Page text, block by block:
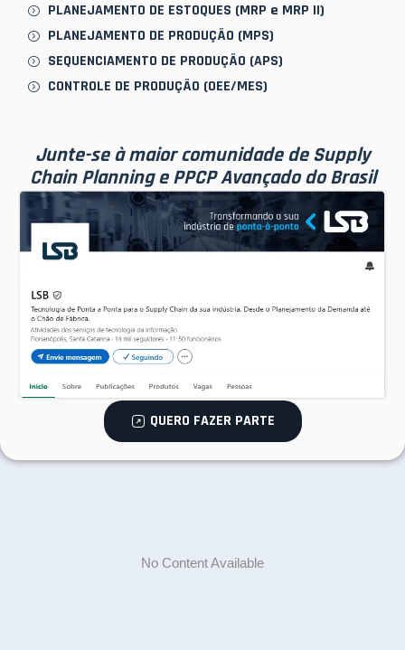
PLANEJAMENTO DE ESTOQUES (MRP e MRP II)
PLANEJAMENTO DE PRODUÇÃO (MPS)
SEQUENCIAMENTO DE PRODUÇÃO (APS)
CONTROLE DE PRODUÇÃO (OEE/MES)
Junte-se à maior comunidade de Supply
Chain Planning e PPCP Avançado do Brasil
QUERO FAZER PARTE
No Content Available